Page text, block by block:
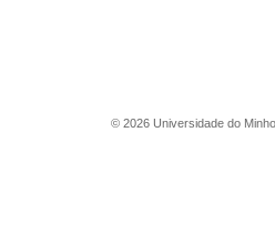
© 2026 Universidade do Minho